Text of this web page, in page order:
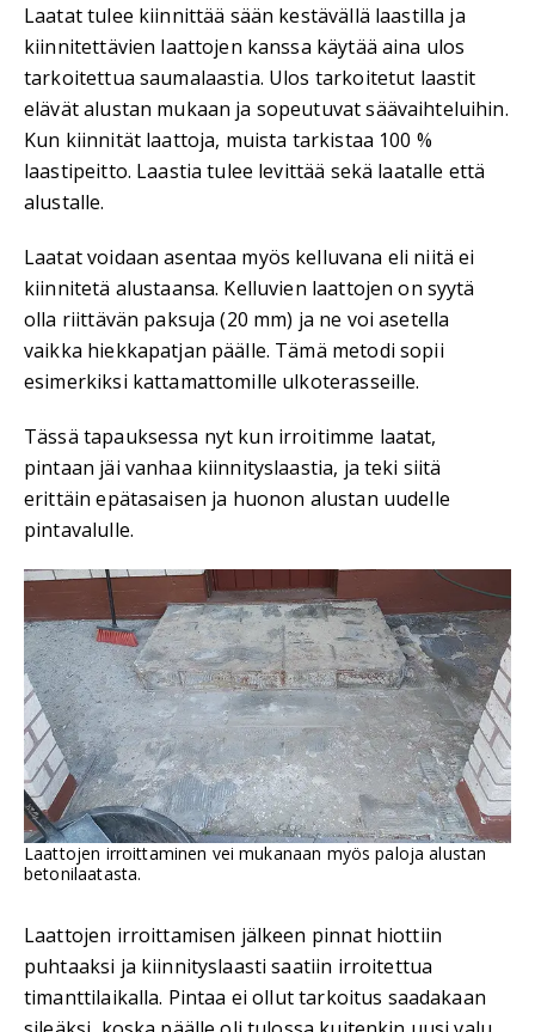
Laatat tulee kiinnittää sään kestävällä laastilla ja
kiinnitettävien laattojen kanssa käytää aina ulos
tarkoitettua saumalaastia. Ulos tarkoitetut laastit
elävät alustan mukaan ja sopeutuvat säävaihteluihin.
Kun kiinnität laattoja, muista tarkistaa 100 %
laastipeitto. Laastia tulee levittää sekä laatalle että
alustalle.
Laatat voidaan asentaa myös kelluvana eli niitä ei
kiinnitetä alustaansa. Kelluvien laattojen on syytä
olla riittävän paksuja (20 mm) ja ne voi asetella
vaikka hiekkapatjan päälle. Tämä metodi sopii
esimerkiksi kattamattomille ulkoterasseille.
Tässä tapauksessa nyt kun irroitimme laatat,
pintaan jäi vanhaa kiinnityslaastia, ja teki siitä
erittäin epätasaisen ja huonon alustan uudelle
pintavalulle.
Laattojen irroittaminen vei mukanaan myös paloja alustan
betonilaatasta.
Laattojen irroittamisen jälkeen pinnat hiottiin
puhtaaksi ja kiinnityslaasti saatiin irroitettua
timanttilaikalla. Pintaa ei ollut tarkoitus saadakaan